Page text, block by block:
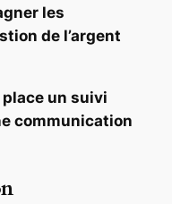
les
de l’argent
un suivi
communication